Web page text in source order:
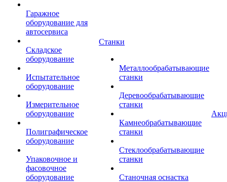
Гаражное
оборудование для
автосервиса
Складское
оборудование
Испытательное
оборудование
Измерительное
оборудование
Полиграфическое
оборудование
Упаковочное и
фасовочное
оборудование
Станки
Металлообрабатывающие
станки
Деревообрабатывающие
станки
Камнеобрабатывающие
станки
Стеклообрабатывающие
станки
Станочная оснастка